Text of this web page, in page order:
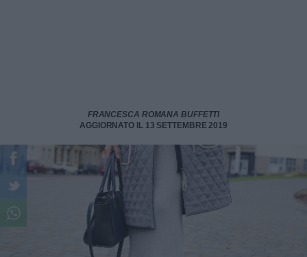
FRANCESCA ROMANA BUFFETTI
AGGIORNATO IL 13 SETTEMBRE 2019